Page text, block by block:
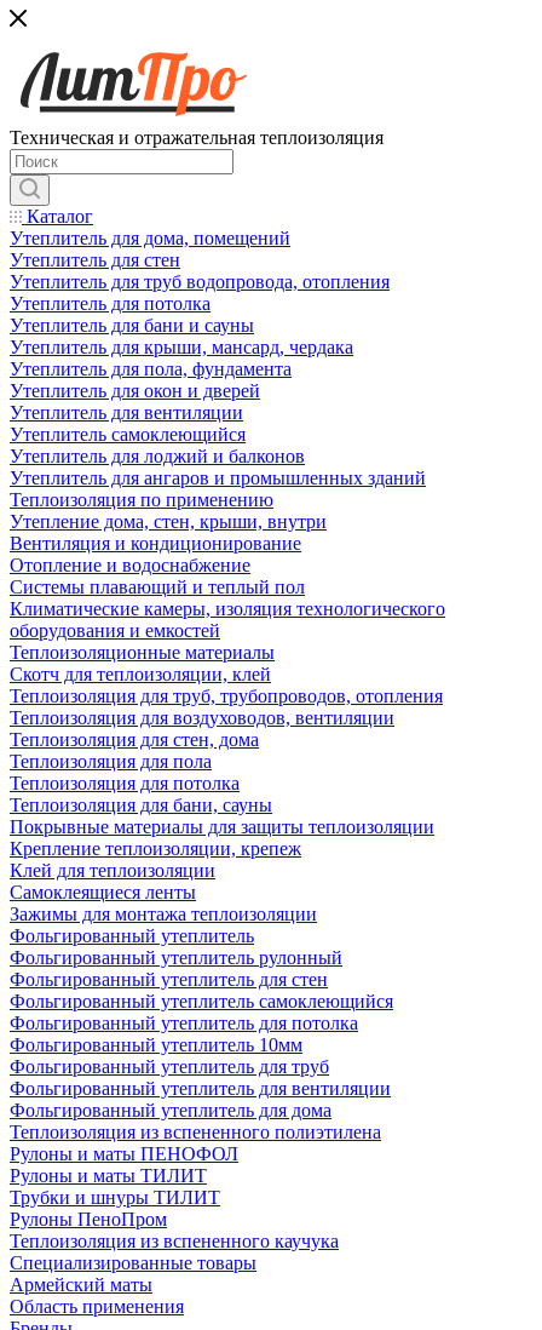
Техническая и отражательная теплоизоляция
Каталог
Утеплитель для дома, помещений
Утеплитель для стен
Утеплитель для труб водопровода, отопления
Утеплитель для потолка
Утеплитель для бани и сауны
Утеплитель для крыши, мансард, чердака
Утеплитель для пола, фундамента
Утеплитель для окон и дверей
Утеплитель для вентиляции
Утеплитель самоклеющийся
Утеплитель для лоджий и балконов
Утеплитель для ангаров и промышленных зданий
Теплоизоляция по применению
Утепление дома, стен, крыши, внутри
Вентиляция и кондиционирование
Отопление и водоснабжение
Системы плавающий и теплый пол
Климатические камеры, изоляция технологического
оборудования и емкостей
Теплоизоляционные материалы
Скотч для теплоизоляции, клей
Теплоизоляция для труб, трубопроводов, отопления
Теплоизоляция для воздуховодов, вентиляции
Теплоизоляция для стен, дома
Теплоизоляция для пола
Теплоизоляция для потолка
Теплоизоляция для бани, сауны
Покрывные материалы для защиты теплоизоляции
Крепление теплоизоляции, крепеж
Клей для теплоизоляции
Самоклеящиеся ленты
Зажимы для монтажа теплоизоляции
Фольгированный утеплитель
Фольгированный утеплитель рулонный
Фольгированный утеплитель для стен
Фольгированный утеплитель самоклеющийся
Фольгированный утеплитель для потолка
Фольгированный утеплитель 10мм
Фольгированный утеплитель для труб
Фольгированный утеплитель для вентиляции
Фольгированный утеплитель для дома
Теплоизоляция из вспененного полиэтилена
Рулоны и маты ПЕНОФОЛ
Рулоны и маты ТИЛИТ
Трубки и шнуры ТИЛИТ
Рулоны ПеноПром
Теплоизоляция из вспененного каучука
Специализированные товары
Армейский маты
Область применения